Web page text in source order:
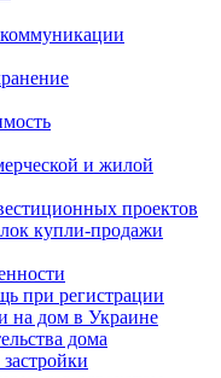
и жилой
проектов
купли-продажи
при регистрации
на дом в Украине
дома